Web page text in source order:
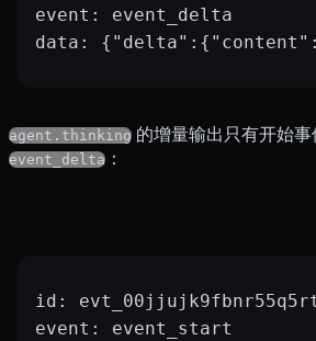
event: event_delta
data:
agent.thinking 的增量输出只有开始
event_delta ：
id:
event: event_start